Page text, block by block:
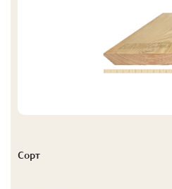
Сорт